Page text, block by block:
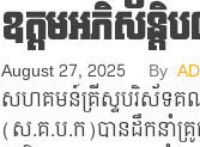
ឧត្តមអភិសន្
August 27, 2025 By
សហគមន៍​គ្រីស្ទបរិស័ទគណ
(ស.គ.ប.ក​)បានដឹកនាំគ្